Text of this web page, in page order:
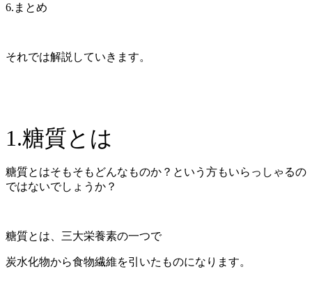
6.まとめ
それでは解説していきます。
1.糖質とは
糖質とはそもそもどんなものか？という方もいらっしゃるの
ではないでしょうか？
糖質とは、三大栄養素の一つで
炭水化物から食物繊維を引いたものになります。